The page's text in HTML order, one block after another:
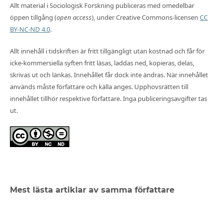
Allt material i Sociologisk Forskning publiceras med omedelbar
öppen tillgång (open access), under Creative Commons-licensen CC
BY-NC-ND 4.0.
Allt innehåll i tidskriften är fritt tillgängligt utan kostnad och får för
icke-kommersiella syften fritt läsas, laddas ned, kopieras, delas,
skrivas ut och länkas. Innehållet får dock inte ändras. När innehållet
används måste författare och källa anges. Upphovsrätten till
innehållet tillhör respektive författare. Inga publiceringsavgifter tas
ut.
Mest lästa artiklar av samma författare